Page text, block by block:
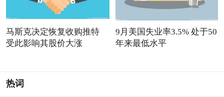
马斯克决定恢复收购推特
受此影响其股价大涨
9月美国失业率3.5% 处于50
年来最低水平
热词